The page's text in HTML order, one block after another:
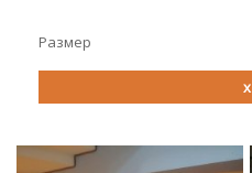
Размер
x